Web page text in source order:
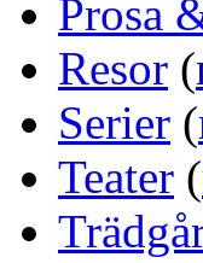
Prosa
Resor (
Serier (
Teater (